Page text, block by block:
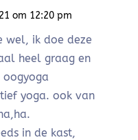
om 12:20 pm
wel, ik doe deze
heel graag en
yoga. ook van
in de kast,